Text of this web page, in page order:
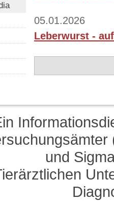
05.01.2026
Leberwurst -
und